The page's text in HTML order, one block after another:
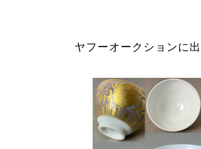
ヤフーオークションに